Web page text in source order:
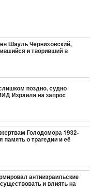
Шауль Черниховский,
и творивший в
поздно, судно
Израиля на запрос
Голодомора 1932-
память о трагедии и её
антиизраильские
и влиять на